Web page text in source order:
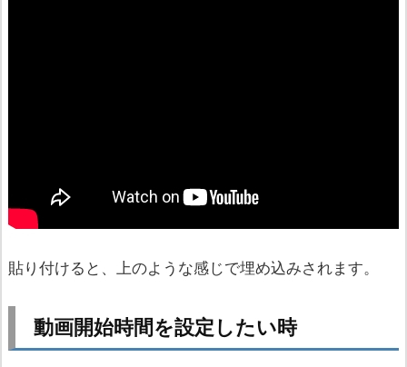
貼り付けると、上のような感じで埋め込みされます。
動画開始時間を設定したい時